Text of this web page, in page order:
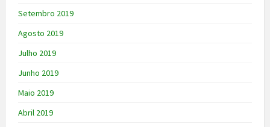
Setembro 2019
Agosto 2019
Julho 2019
Junho 2019
Maio 2019
Abril 2019